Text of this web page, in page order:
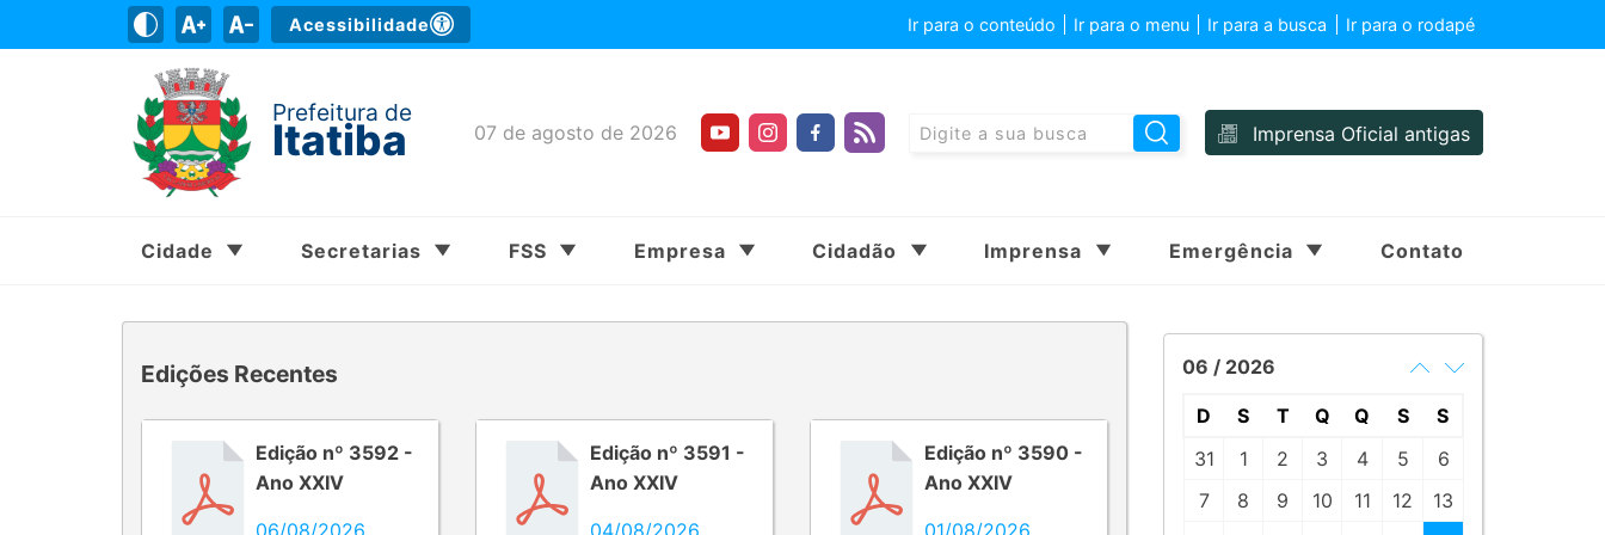
Acessibilidade Ir para o conteúdo Ir para o menu Ir para a busca Ir para o rodapé
Prefeitura de
Itatiba 07 de agosto de 2026 Imprensa Oficial antigas
Cidade Secretarias FSS Empresa Cidadão Imprensa Emergência Contato
Edições Recentes
Edição nº 3592 -
Ano XXIV
06/08/2026
Edição nº 3591 -
Ano XXIV
04/08/2026
Edição nº 3590 -
Ano XXIV
01/08/2026
06 / 2026
D S T Q Q S
S
31
1 2 3 4 5
6
7
8 9 10 11 12
13